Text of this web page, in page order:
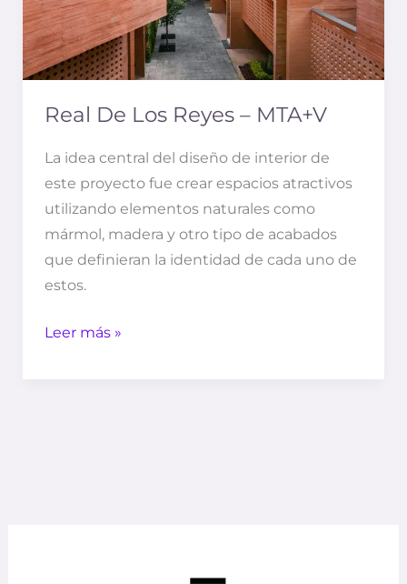
Real De Los Reyes – MTA+V
La idea central del diseño de interior de
este proyecto fue crear espacios atractivos
utilizando elementos naturales como
mármol, madera y otro tipo de acabados
que definieran la identidad de cada uno de
estos.
Leer más »